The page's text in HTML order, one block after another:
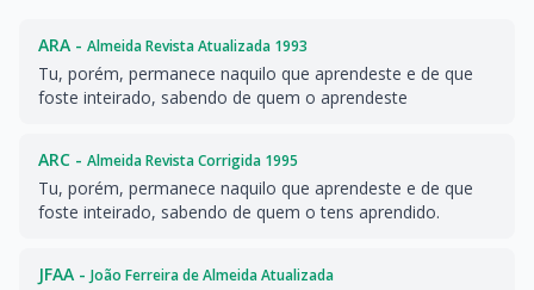
ARA - Almeida Revista Atualizada 1993
Tu, porém, permanece naquilo que aprendeste e de que
foste inteirado, sabendo de quem o aprendeste
ARC - Almeida Revista Corrigida 1995
Tu, porém, permanece naquilo que aprendeste e de que
foste inteirado, sabendo de quem o tens aprendido.
JFAA - João Ferreira de Almeida Atualizada